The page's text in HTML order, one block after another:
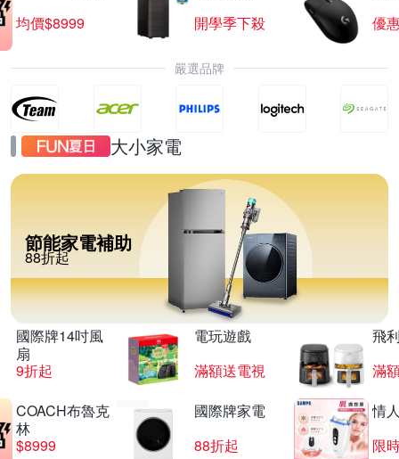
均價$8999
開學季下殺
優
嚴選品牌
大小家電
節能家電補助
88折起
國際牌14吋風
扇
9折起
電玩遊戲
滿額送電視
飛
滿
COACH布魯克
林
$8999
國際牌家電
88折起
情
限